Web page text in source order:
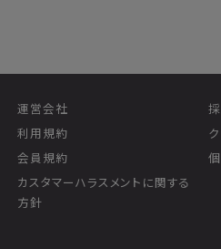
運営会社
利用規約
会員規約
カスタマーハラスメントに関する
方針